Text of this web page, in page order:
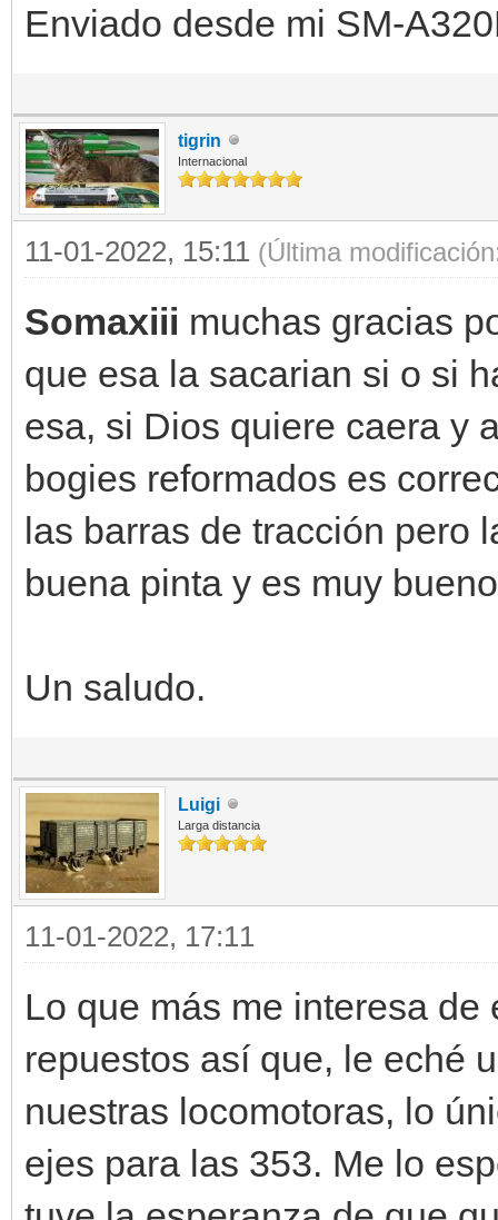
Enviado desde mi SM-
tigrin
Internacional
11-01-2022, 15:11 (Última
Somaxiii muchas gracias
que esa la sacarian si o si
esa, si Dios quiere caera y
bogies reformados es
las barras de tracción pero
buena pinta y es muy
Un saludo.
Luigi
Larga distancia
11-01-2022, 17:11
Lo que más me interesa
repuestos así que, le eché
nuestras locomotoras, lo
ejes para las 353. Me lo